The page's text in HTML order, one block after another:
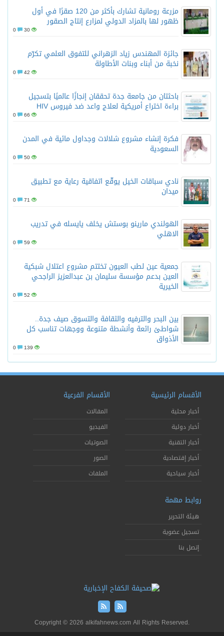
مزرعة رومانية تشارك بأكثر من 120 صقرًا في أول
ظهور لها بالمزاد الدولي لمزارع إنتاج الصقور
30
جائزة المهندس زياد الزهراني للتفوق العلمي تكرّم
نخبة من أبناء وبنات الأطاولة
42
باحثتان من جامعة جدة تحققان إنجازًا عالميًا بتسجيل
براءة اختراع أمريكية لعلاج واعد ضد فيروس HIV
66
فكرة إنشاء مشروع شلالات وجداول مائية في المدن
السعودية
50
نادي سباقات الخيل يوقّع اتفاقية رعاية مع تطبيق
ميدان
71
الهولندي مارينو بوستش يخلف يايسله في تدريب
الاهلي
59
جمعية عين لطب العيون تختتم مشروع اعتلال شبكية
العين بدعم مؤسسة سليمان بن عبدالعزيز الراجحي
الخيرية
52
بين البحر والترفيه والثقافة والتسوق صيف جدة..
شواطئ رائعة وأنشطة متنوعة ووجهات تناسب كل
الأذواق
139
الأقسام الرئيسية
أخبار محلية
أخبار دولية
أخبار التقنية
أخبار إقتصادية
أخبار سياحية
الأقسام الفرعية
المقالات
الفيديو
الصوتيات
الصور
الملفات
روابط مهمة
هيئة التحرير
تسجيل عضوية
إتصل بنا
Copyright © 2026 alkifahnews.com All Rights Reserved.